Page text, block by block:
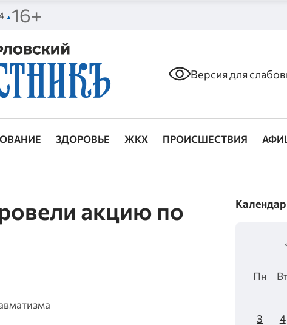
▲ 16+
Версия для
ЗДОРОВЬЕ ЖКХ ПРОИСШЕСТВИЯ
акцию по
Пн
3
4